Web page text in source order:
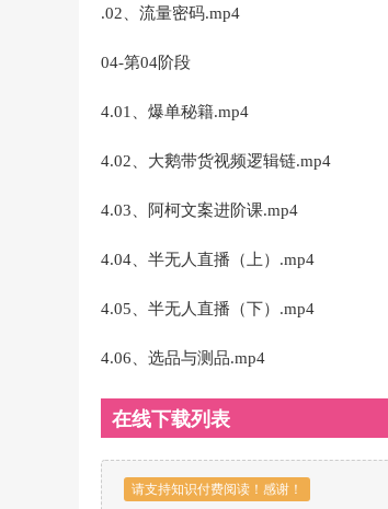
.02、流量密码.mp4
04-第04阶段
4.01、爆单秘籍.mp4
4.02、大鹅带货视频逻辑链.mp4
4.03、阿柯文案进阶课.mp4
4.04、半无人直播（上）.mp4
4.05、半无人直播（下）.mp4
4.06、选品与测品.mp4
在线下载列表
请支持知识付费阅读！感谢！